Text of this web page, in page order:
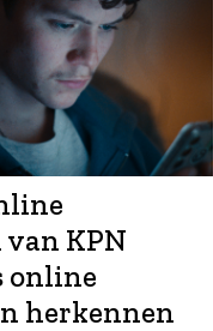
KPN
online
herkennen